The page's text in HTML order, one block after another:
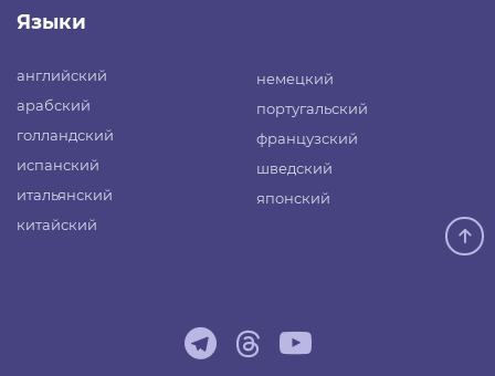
Языки
английский
арабский
голландский
испанский
итальянский
китайский
немецкий
португальский
французский
шведский
японский